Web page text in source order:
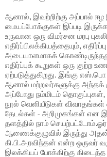
ஆனால், இவற்றிற்கு அப்பால் ஈழ
மையப்போக்குகள் இப்படி
உருவான ஒரு விமர்சன மரபு
எதிர்ப்பிலக்கியத்தையும்,
அடையாளமாகக்
எதிர்ப்புக் கூறுகள் ஒரு குற்ற
ஏற்படுத்துகிறது. இங்கு
ஆனால் மற்றவர்களுக்கு அந்தக்
அப்போது நம்மிடம்
நூல் வெளியீடுகள்
தேடல்கள் - அறிமுகங்கள் என
தளத்தில் நாம்
ஆணைக்குழுவில் இருந்து அதன்
கி.பி.அரவிந்தன் என்ற ஒருவர்
இலக்கியப் போக்கிற்கு